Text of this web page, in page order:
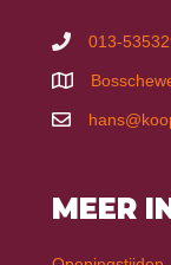
013-
MEER